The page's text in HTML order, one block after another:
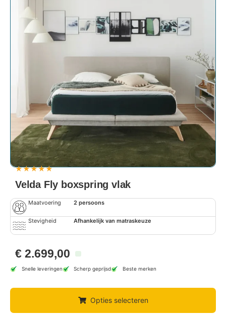
★★★★★
Velda Fly boxspring vlak
Maatvoering 2 persoons
Stevigheid Afhankelijk van matraskeuze
€ 2.699,00
Snelle leveringen Scherp geprijsd Beste merken
Opties selecteren